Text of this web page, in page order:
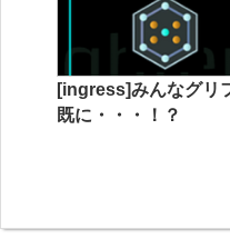
[ingress]みんなグリ
既に・・・！？